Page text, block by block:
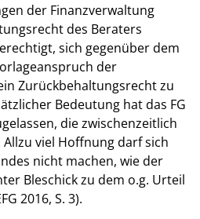
der Finanzverwaltung
des Beraters
sich gegenüber dem
der
Zurückbehaltungsrecht zu
Bedeutung hat das FG
die zwischenzeitlich
viel Hoffnung darf sich
nicht machen, wie der
Bleschick zu dem o.g. Urteil
2016, S. 3).